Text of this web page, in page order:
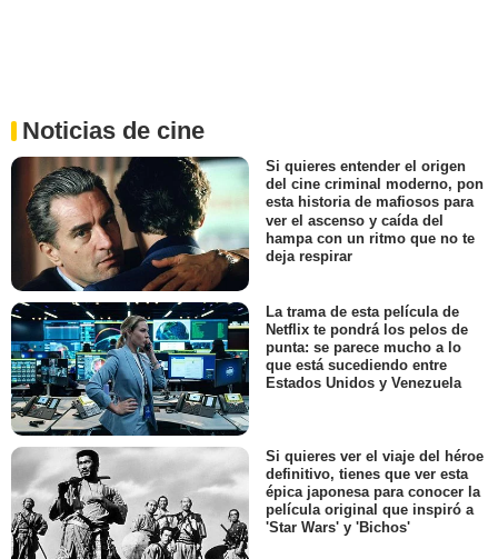
Noticias de cine
Si quieres entender el origen
del cine criminal moderno, pon
esta historia de mafiosos para
ver el ascenso y caída del
hampa con un ritmo que no te
deja respirar
La trama de esta película de
Netflix te pondrá los pelos de
punta: se parece mucho a lo
que está sucediendo entre
Estados Unidos y Venezuela
Si quieres ver el viaje del héroe
definitivo, tienes que ver esta
épica japonesa para conocer la
película original que inspiró a
'Star Wars' y 'Bichos'